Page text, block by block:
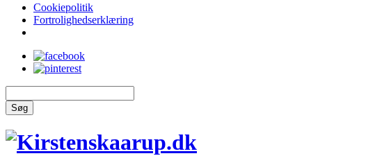
Cookiepolitik
Fortrolighedserklæring
Søg